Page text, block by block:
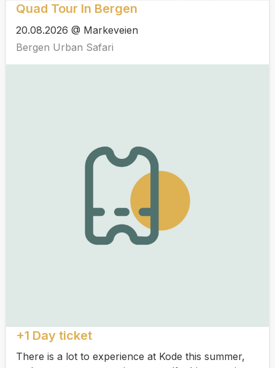
Quad Tour In Bergen
20.08.2026 @ Markeveien
Bergen Urban Safari
+1 Day ticket
There is a lot to experience at Kode this summer,